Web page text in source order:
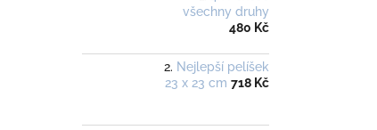
všechny druhy
480 Kč
Nejlepší pelíšek
23 x 23 cm 718 Kč